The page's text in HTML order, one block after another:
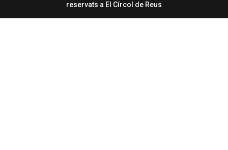
reservats a El Círcol de Reus